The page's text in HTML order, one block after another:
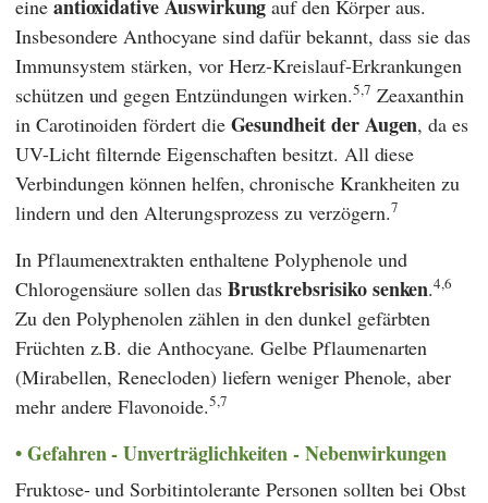
eine antioxidative Auswirkung auf den Körper aus.
Insbesondere Anthocyane sind dafür bekannt, dass sie das
Immunsystem stärken, vor Herz-Kreislauf-Erkrankungen
schützen und gegen Entzündungen wirken.5,7 Zeaxanthin
in Carotinoiden fördert die Gesundheit der Augen, da es
UV-Licht filternde Eigenschaften besitzt. All diese
Verbindungen können helfen, chronische Krankheiten zu
lindern und den Alterungsprozess zu verzögern.7
In Pflaumenextrakten enthaltene Polyphenole und
Chlorogensäure sollen das Brustkrebsrisiko senken.4,6
Zu den Polyphenolen zählen in den dunkel gefärbten
Früchten z.B. die Anthocyane. Gelbe Pflaumenarten
(Mirabellen, Renecloden) liefern weniger Phenole, aber
mehr andere Flavonoide.5,7
Gefahren - Unverträglichkeiten - Nebenwirkungen
Fruktose- und Sorbitintolerante Personen sollten bei Obst